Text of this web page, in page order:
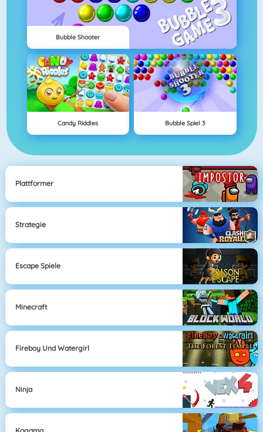
Bubble Shooter
Candy Riddles Bubble Spiel 3
Plattformer
Strategie
Escape Spiele
Minecraft
Fireboy Und Watergirl
Ninja